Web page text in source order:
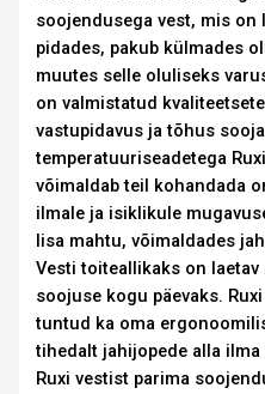
soojendusega vest, mis
pidades, pakub külmades
muutes selle oluliseks
on valmistatud
vastupidavus ja tõhus
temperatuuriseadetega
võimaldab teil kohandada
ilmale ja isiklikule
lisa mahtu, võimaldades
Vesti toiteallikaks on
soojuse kogu päevaks.
tuntud ka oma
tihedalt jahijopede alla
Ruxi vestist parima